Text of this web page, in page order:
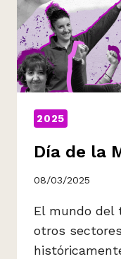
2025
Día de la
08/03/2025
El mundo del
otros